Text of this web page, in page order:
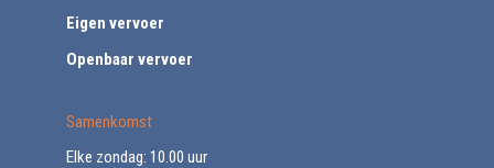
Eigen vervoer
Openbaar vervoer
Samenkomst
Elke zondag: 10.00 uur